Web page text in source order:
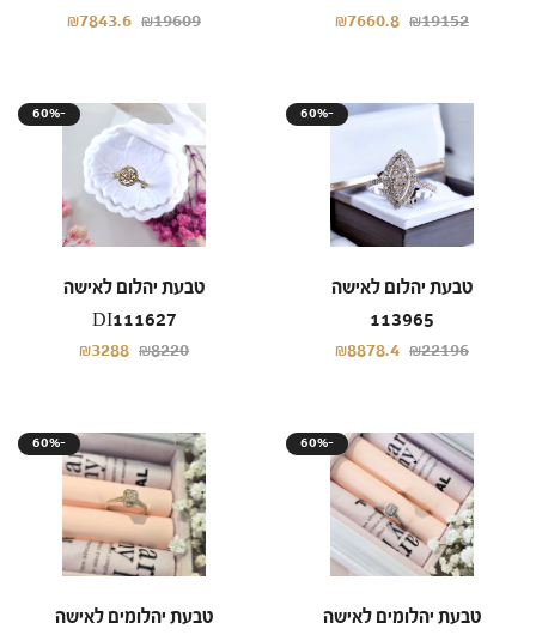
₪7843.6 ₪19609
₪7660.8 ₪19152
60%-
טבעת יהלום לאישה
DI111627
₪3288 ₪8220
60%-
טבעת יהלום לאישה
113965
₪8878.4 ₪22196
60%-
טבעת יהלומים לאישה
60%-
טבעת יהלומים לאישה